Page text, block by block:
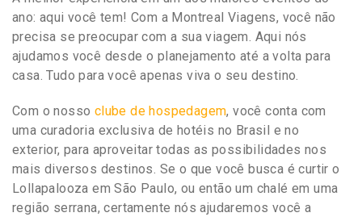
ano: aqui você tem! Com a Montreal Viagens, você não
precisa se preocupar com a sua viagem. Aqui nós
ajudamos você desde o planejamento até a volta para
casa. Tudo para você apenas viva o seu destino.
Com o nosso clube de hospedagem, você conta com
uma curadoria exclusiva de hotéis no Brasil e no
exterior, para aproveitar todas as possibilidades nos
mais diversos destinos. Se o que você busca é curtir o
Lollapalooza em São Paulo, ou então um chalé em uma
região serrana, certamente nós ajudaremos você a